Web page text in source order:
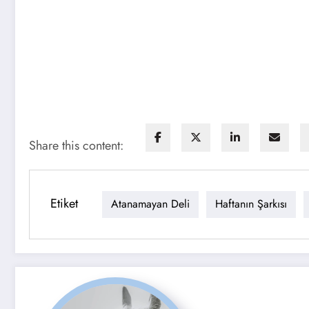
Share this content:
Etiket Atanamayan Deli Haftanın Şarkısı